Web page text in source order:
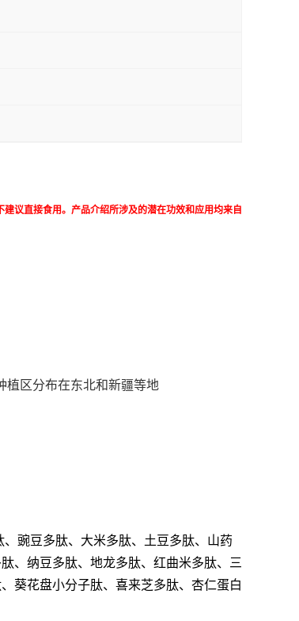
议直接食用。产品介绍所涉及的潜在功效和应用均来自
植区分布在东北和新疆等地
豌豆多肽、大米多肽、土豆多肽、山药
、纳豆多肽、地龙多肽、红曲米多肽、三
葵花盘小分子肽、喜来芝多肽、杏仁蛋白